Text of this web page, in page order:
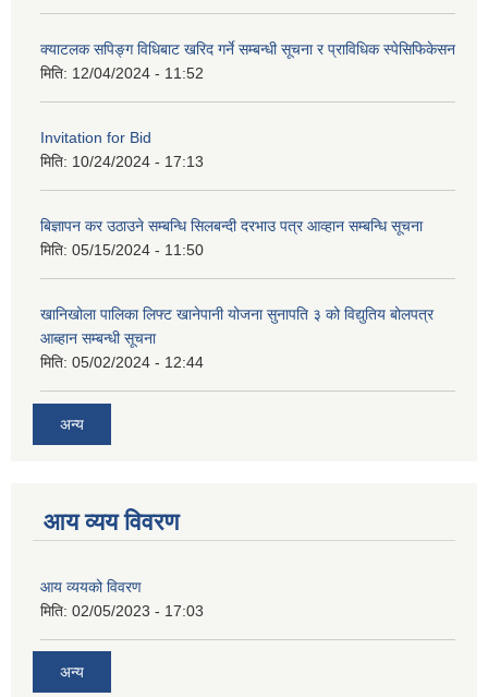
क्याटलक सपिङ्ग विधिबाट खरिद गर्ने सम्बन्धी सूचना र प्राविधिक स्पेसिफिकेसन
मिति: 12/04/2024 - 11:52
Invitation for Bid
मिति: 10/24/2024 - 17:13
बिज्ञापन कर उठाउने सम्बन्धि सिलबन्दी दरभाउ पत्र आव्हान सम्बन्धि सूचना
मिति: 05/15/2024 - 11:50
खानिखोला पालिका लिफ्ट खानेपानी योजना सुनापति ३ को विद्युतिय बोलपत्र
आब्हान सम्बन्धी सूचना
मिति: 05/02/2024 - 12:44
अन्य
आय व्यय विवरण
आय व्ययको विवरण
मिति: 02/05/2023 - 17:03
अन्य